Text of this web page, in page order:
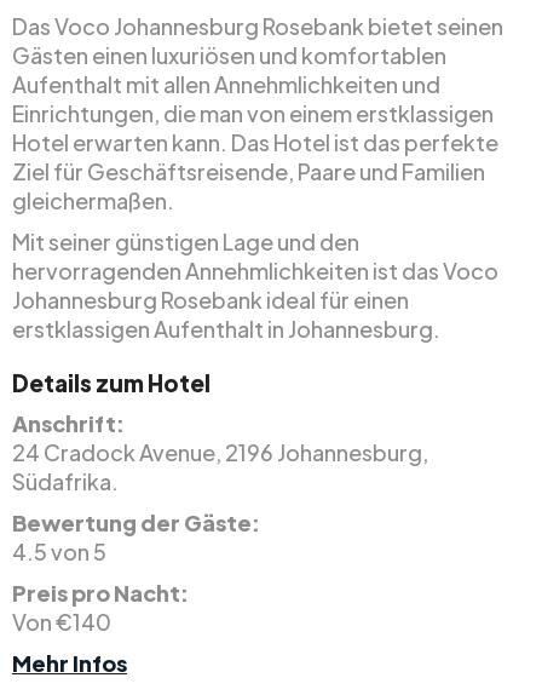
Das Voco Johannesburg Rosebank bietet seinen
Gästen einen luxuriösen und komfortablen
Aufenthalt mit allen Annehmlichkeiten und
Einrichtungen, die man von einem erstklassigen
Hotel erwarten kann. Das Hotel ist das perfekte
Ziel für Geschäftsreisende, Paare und Familien
gleichermaßen.
Mit seiner günstigen Lage und den
hervorragenden Annehmlichkeiten ist das Voco
Johannesburg Rosebank ideal für einen
erstklassigen Aufenthalt in Johannesburg.
Details zum Hotel
Anschrift:
24 Cradock Avenue, 2196 Johannesburg,
Südafrika.
Bewertung der Gäste:
4.5 von 5
Preis pro Nacht:
Von €140
Mehr Infos